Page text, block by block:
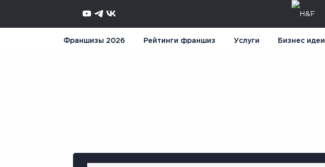
Франшизы 2026 Рейтинги франшиз Услуги Бизнес идеи